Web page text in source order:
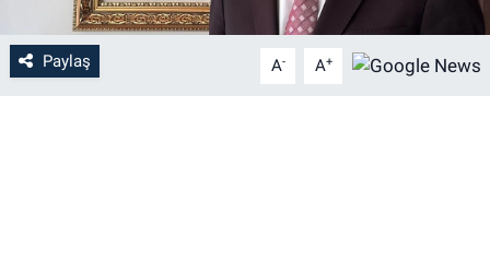
Paylaş A- A+